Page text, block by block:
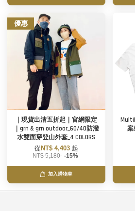
優惠
｜現貨出清五折起｜官網限定
｜grn & grn outdoor_60/40防潑
水雙面穿登山外套_4 COLORS
從 NT$ 4,403 起
NT$ 5,180 -15%
加入購物車
案